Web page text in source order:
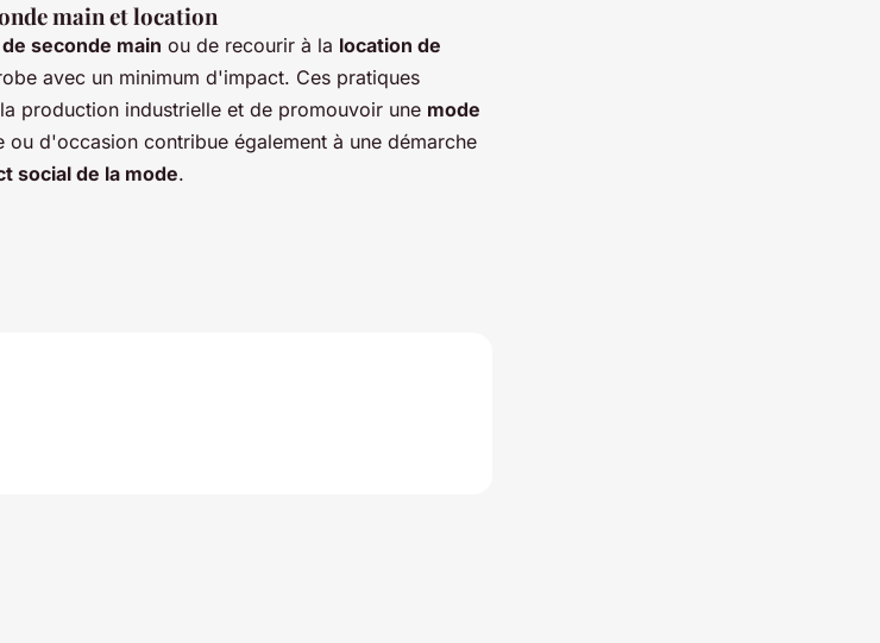
main et location
seconde main ou de recourir à la location de
avec un minimum d'impact. Ces pratiques
production industrielle et de promouvoir une mode
ou d'occasion contribue également à une démarche
social de la mode.